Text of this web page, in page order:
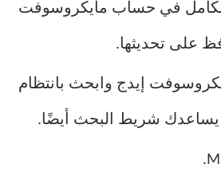
في حساب مايكروسوفت
على تحديثها.
إيدج وابحث بانتظام
يساعدك شريط البحث أيضًا.